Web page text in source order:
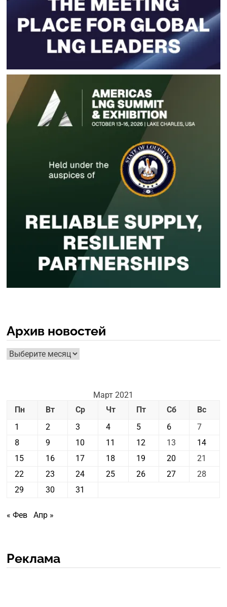
Архив новостей
Архив
новостей
Март 2021
Пн
Вт Ср Чт Пт Сб
Вс
1
2 3 4 5 6
7
8
9 10 11 12 13
14
15
16 17 18 19 20
21
22
23 24 25 26 27
28
29
30 31
« Фев Апр »
Реклама